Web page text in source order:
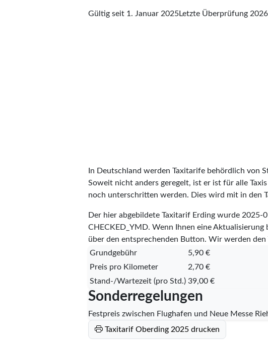
Gültig seit 1. Januar 2025Letzte Überprüfung
In Deutschland werden Taxitarife behördlich von
Soweit nicht anders geregelt, ist er ist für alle
noch unterschritten werden. Dies wird mit in den
Der hier abgebildete Taxitarif Erding wurde 2025-
CHECKED_YMD. Wenn Ihnen eine Aktualisierung
über den entsprechenden Button. Wir werden
Grundgebühr
5,90 €
Preis pro Kilometer
2,70 €
Stand-/Wartezeit (pro Std.) 39,00 €
Sonderregelungen
Festpreis zwischen Flughafen und Neue Messe
Taxitarif Oberding 2025 drucken